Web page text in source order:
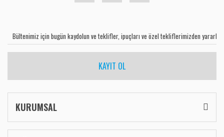
KAYIT OL
KURUMSAL